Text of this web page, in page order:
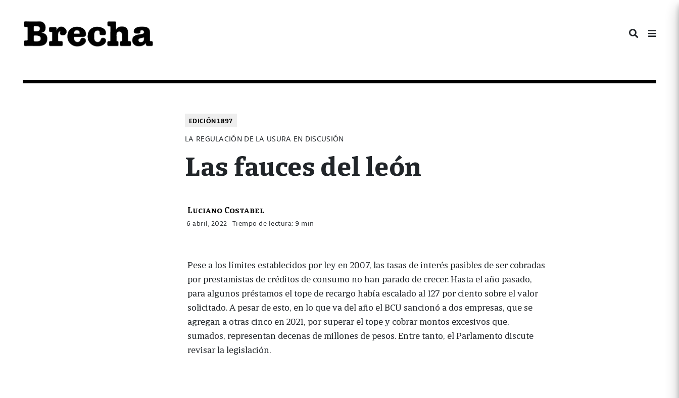
EDICIÓN 1897
LA REGULACIÓN DE LA USURA EN DISCUSIÓN
Las fauces del león
Luciano Costabel
6 abril, 2022- Tiempo de lectura: 9 min
Pese a los límites establecidos por ley en 2007, las tasas de interés pasibles de ser cobradas
por prestamistas de créditos de consumo no han parado de crecer. Hasta el año pasado,
para algunos préstamos el tope de recargo había escalado al 127 por ciento sobre el valor
solicitado. A pesar de esto, en lo que va del año el BCU sancionó a dos empresas, que se
agregan a otras cinco en 2021, por superar el tope y cobrar montos excesivos que,
sumados, representan decenas de millones de pesos. Entre tanto, el Parlamento discute
revisar la legislación.